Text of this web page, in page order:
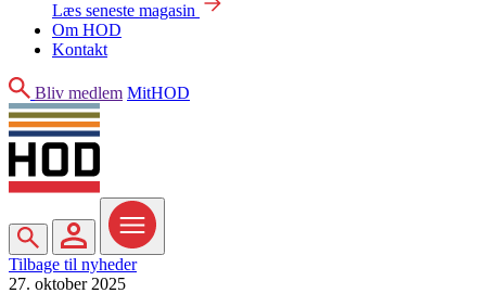
Læs seneste magasin
Om HOD
Kontakt
Søg
Bliv medlem MitHOD
Søg MitHOD Menu
Tilbage til nyheder
27. oktober 2025